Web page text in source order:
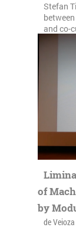
Stefan
and co-
of
by
de